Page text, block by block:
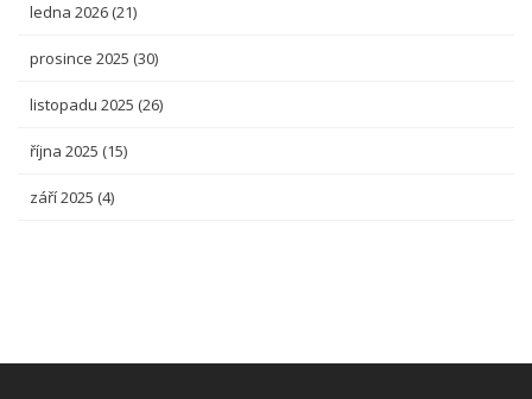
ledna 2026 (21)
prosince 2025 (30)
listopadu 2025 (26)
října 2025 (15)
září 2025 (4)